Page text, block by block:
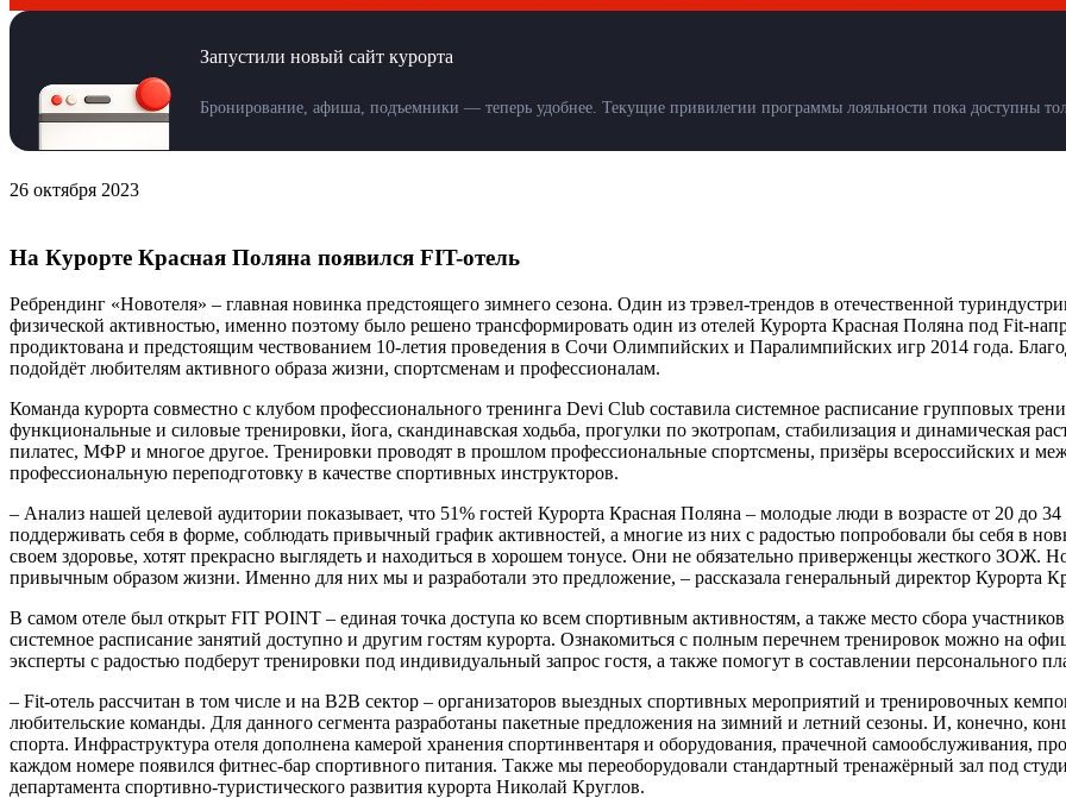
Запустили новый сайт курорта
Бронирование, афиша, подъемники — теперь удобнее. Текущие привилегии программы лояльности пока доступны
26 октября 2023
На Курорте Красная Поляна появился FIT-отель
Ребрендинг «Новотеля» – главная новинка предстоящего зимнего сезона. Один из трэвел-трендов в отечественной
физической активностью, именно поэтому было решено трансформировать один из отелей Курорта Красная Поляна под Fit-
продиктована и предстоящим чествованием 10-летия проведения в Сочи Олимпийских и Паралимпийских игр 2014 года.
подойдёт любителям активного образа жизни, спортсменам и профессионалам.
Команда курорта совместно с клубом профессионального тренинга Devi Club составила системное расписание групповых
функциональные и силовые тренировки, йога, скандинавская ходьба, прогулки по экотропам, стабилизация и динамическая
пилатес, МФР и многое другое. Тренировки проводят в прошлом профессиональные спортсмены, призёры всероссийских и
профессиональную переподготовку в качестве спортивных инструкторов.
– Анализ нашей целевой аудитории показывает, что 51% гостей Курорта Красная Поляна – молодые люди в возрасте от 20 до
поддерживать себя в форме, соблюдать привычный график активностей, а многие из них с радостью попробовали бы себя в
своем здоровье, хотят прекрасно выглядеть и находиться в хорошем тонусе. Они не обязательно приверженцы жесткого
привычным образом жизни. Именно для них мы и разработали это предложение, – рассказала генеральный директор Курорта
В самом отеле был открыт FIT POINT – единая точка доступа ко всем спортивным активностям, а также место сбора
системное расписание занятий доступно и другим гостям курорта. Ознакомиться с полным перечнем тренировок можно на
эксперты с радостью подберут тренировки под индивидуальный запрос гостя, а также помогут в составлении персонального
– Fit-отель рассчитан в том числе и на B2B сектор – организаторов выездных спортивных мероприятий и тренировочных
любительские команды. Для данного сегмента разработаны пакетные предложения на зимний и летний сезоны. И, конечно,
спорта. Инфраструктура отеля дополнена камерой хранения спортинвентаря и оборудования, прачечной самообслуживания,
каждом номере появился фитнес-бар спортивного питания. Также мы переоборудовали стандартный тренажёрный зал под
департамента спортивно-туристического развития курорта Николай Круглов.